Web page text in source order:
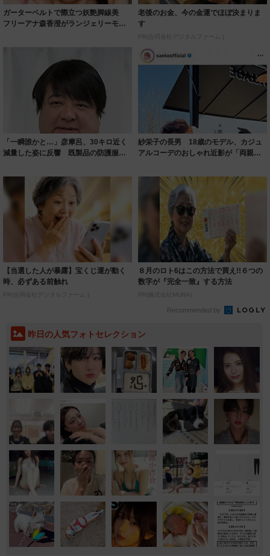
ガーターベルトで際立つ妖艶脚線美
フリーアナ森香澄がランジェリーモデ
老後のお金、今の金運でほぼ決まりま
す
PR(合同会社デジタルファーム )
「一瞬誰かと…」彦摩呂、30キロ近く
減量した姿に反響 既製品の防護服が
紗栄子の長男 18歳のモデル、カジュ
アルコーデのおしゃれ近影が「両親の
【当選した人が暴露】宝くじ運が動く
時、必ずある前触れ
PR(合同会社デジタルファーム )
８月のロト6はこの方法で買え!!６つの
数字が『完全一致』する方法
PR(株式会社MURA)
Recommended by
昨日の人気フォトセレクション